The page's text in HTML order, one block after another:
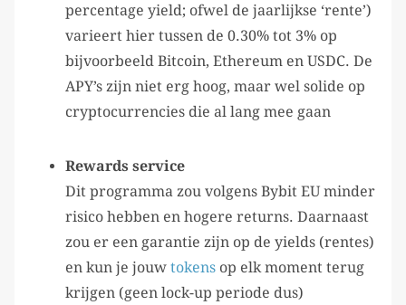
percentage yield; ofwel de jaarlijkse ‘rente’)
varieert hier tussen de 0.30% tot 3% op
bijvoorbeeld Bitcoin, Ethereum en USDC. De
APY’s zijn niet erg hoog, maar wel solide op
cryptocurrencies die al lang mee gaan
Rewards service
Dit programma zou volgens Bybit EU minder
risico hebben en hogere returns. Daarnaast
zou er een garantie zijn op de yields (rentes)
en kun je jouw tokens op elk moment terug
krijgen (geen lock-up periode dus)